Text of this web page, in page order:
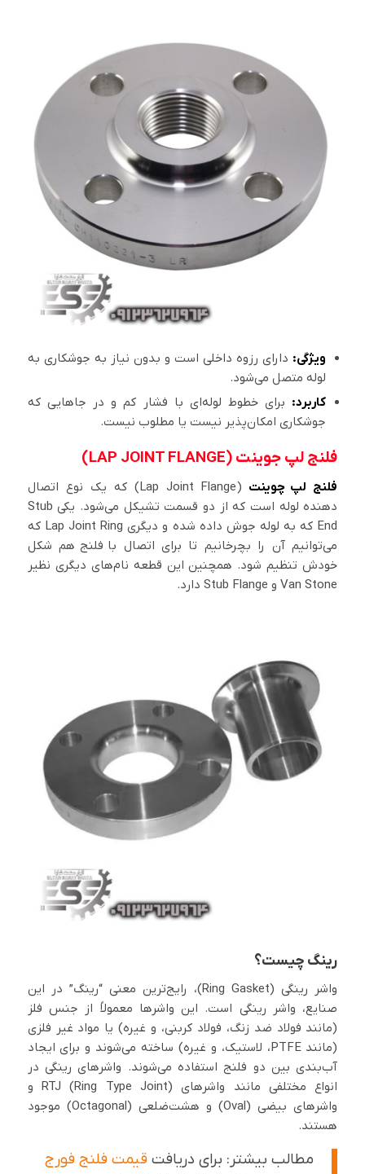
ویژگی: دارای رزوه داخلی است و بدون نیاز به جوشکاری به
لوله متصل می‌شود.
کاربرد: برای خطوط لوله‌ای با فشار کم و در جاهایی که
جوشکاری امکان‌پذیر نیست یا مطلوب نیست.
فلنج لپ جوینت (LAP JOINT FLANGE)
فلنج لپ چوینت
(Lap Joint Flange) که یک نوع اتصال
دهنده لوله است که از دو قسمت تشیکل می‌شود. یکی Stub
End که به لوله جوش داده شده و دیگری Lap Joint Ring که
می‌توانیم آن را بچرخانیم تا برای اتصال با فلنج هم شکل
خودش تنظیم شود. همچنین این قطعه نام‌های دیگری نظیر
Van Stone و Stub Flange دارد.
رینگ چیست؟
واشر رینگی (Ring Gasket)، رایج‌ترین معنی “رینگ” در این
صنایع، واشر رینگی است. این واشرها معمولاً از جنس فلز
(مانند فولاد ضد زنگ، فولاد کربنی، و غیره) یا مواد غیر فلزی
(مانند PTFE، لاستیک، و غیره) ساخته می‌شوند و برای ایجاد
آب‌بندی بین دو فلنج استفاده می‌شوند. واشرهای رینگی در
انواع مختلفی مانند واشرهای RTJ (Ring Type Joint) و
واشرهای بیضی (Oval) و هشت‌ضلعی (Octagonal) موجود
هستند.
مطالب بیشتر: برای دریافتقیمت فلنج فورج